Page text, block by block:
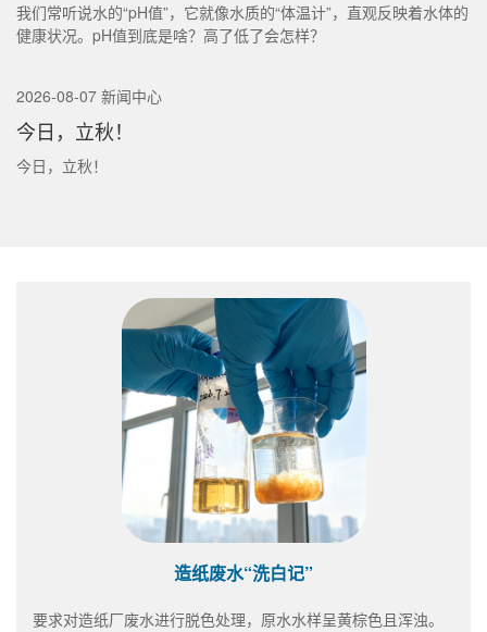
我们常听说水的“pH值”，它就像水质的“体温计”，直观反映着水体的
健康状况。pH值到底是啥？高了低了会怎样？
2026-08-07 新闻中心
今日，立秋！
今日，立秋！
造纸废水“洗白记”
要求对造纸厂废水进行脱色处理，原水水样呈黄棕色且浑浊。